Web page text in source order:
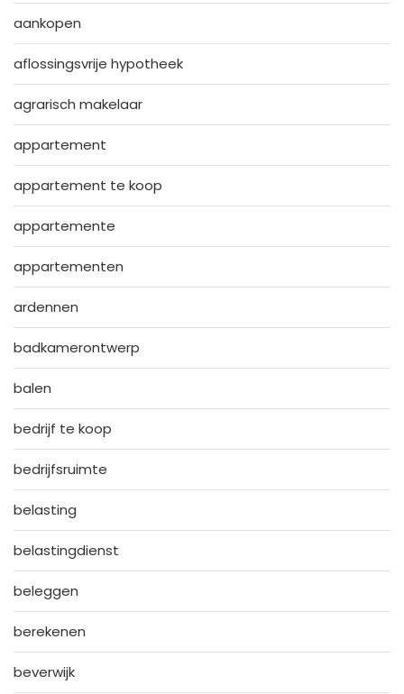
aankopen
aflossingsvrije hypotheek
agrarisch makelaar
appartement
appartement te koop
appartemente
appartementen
ardennen
badkamerontwerp
balen
bedrijf te koop
bedrijfsruimte
belasting
belastingdienst
beleggen
berekenen
beverwijk